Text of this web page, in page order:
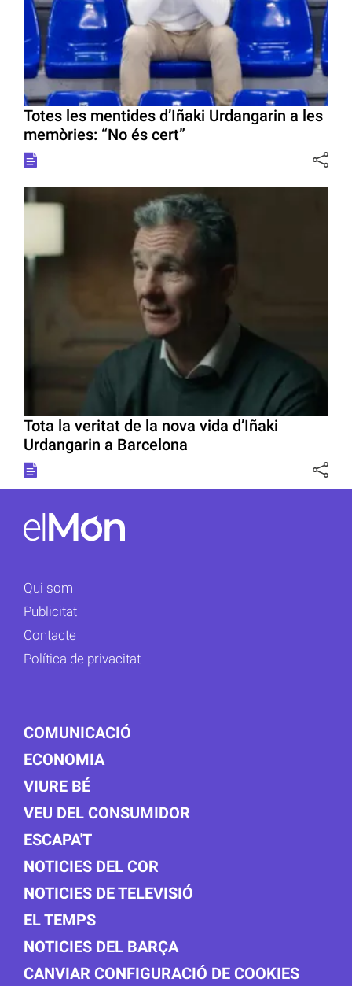
Totes les mentides d’Iñaki Urdangarin a les
memòries: “No és cert”
Tota la veritat de la nova vida d’Iñaki
Urdangarin a Barcelona
Qui som
Publicitat
Contacte
Política de privacitat
COMUNICACIÓ
ECONOMIA
VIURE BÉ
VEU DEL CONSUMIDOR
ESCAPA'T
NOTICIES DEL COR
NOTICIES DE TELEVISIÓ
EL TEMPS
NOTICIES DEL BARÇA
CANVIAR CONFIGURACIÓ DE COOKIES